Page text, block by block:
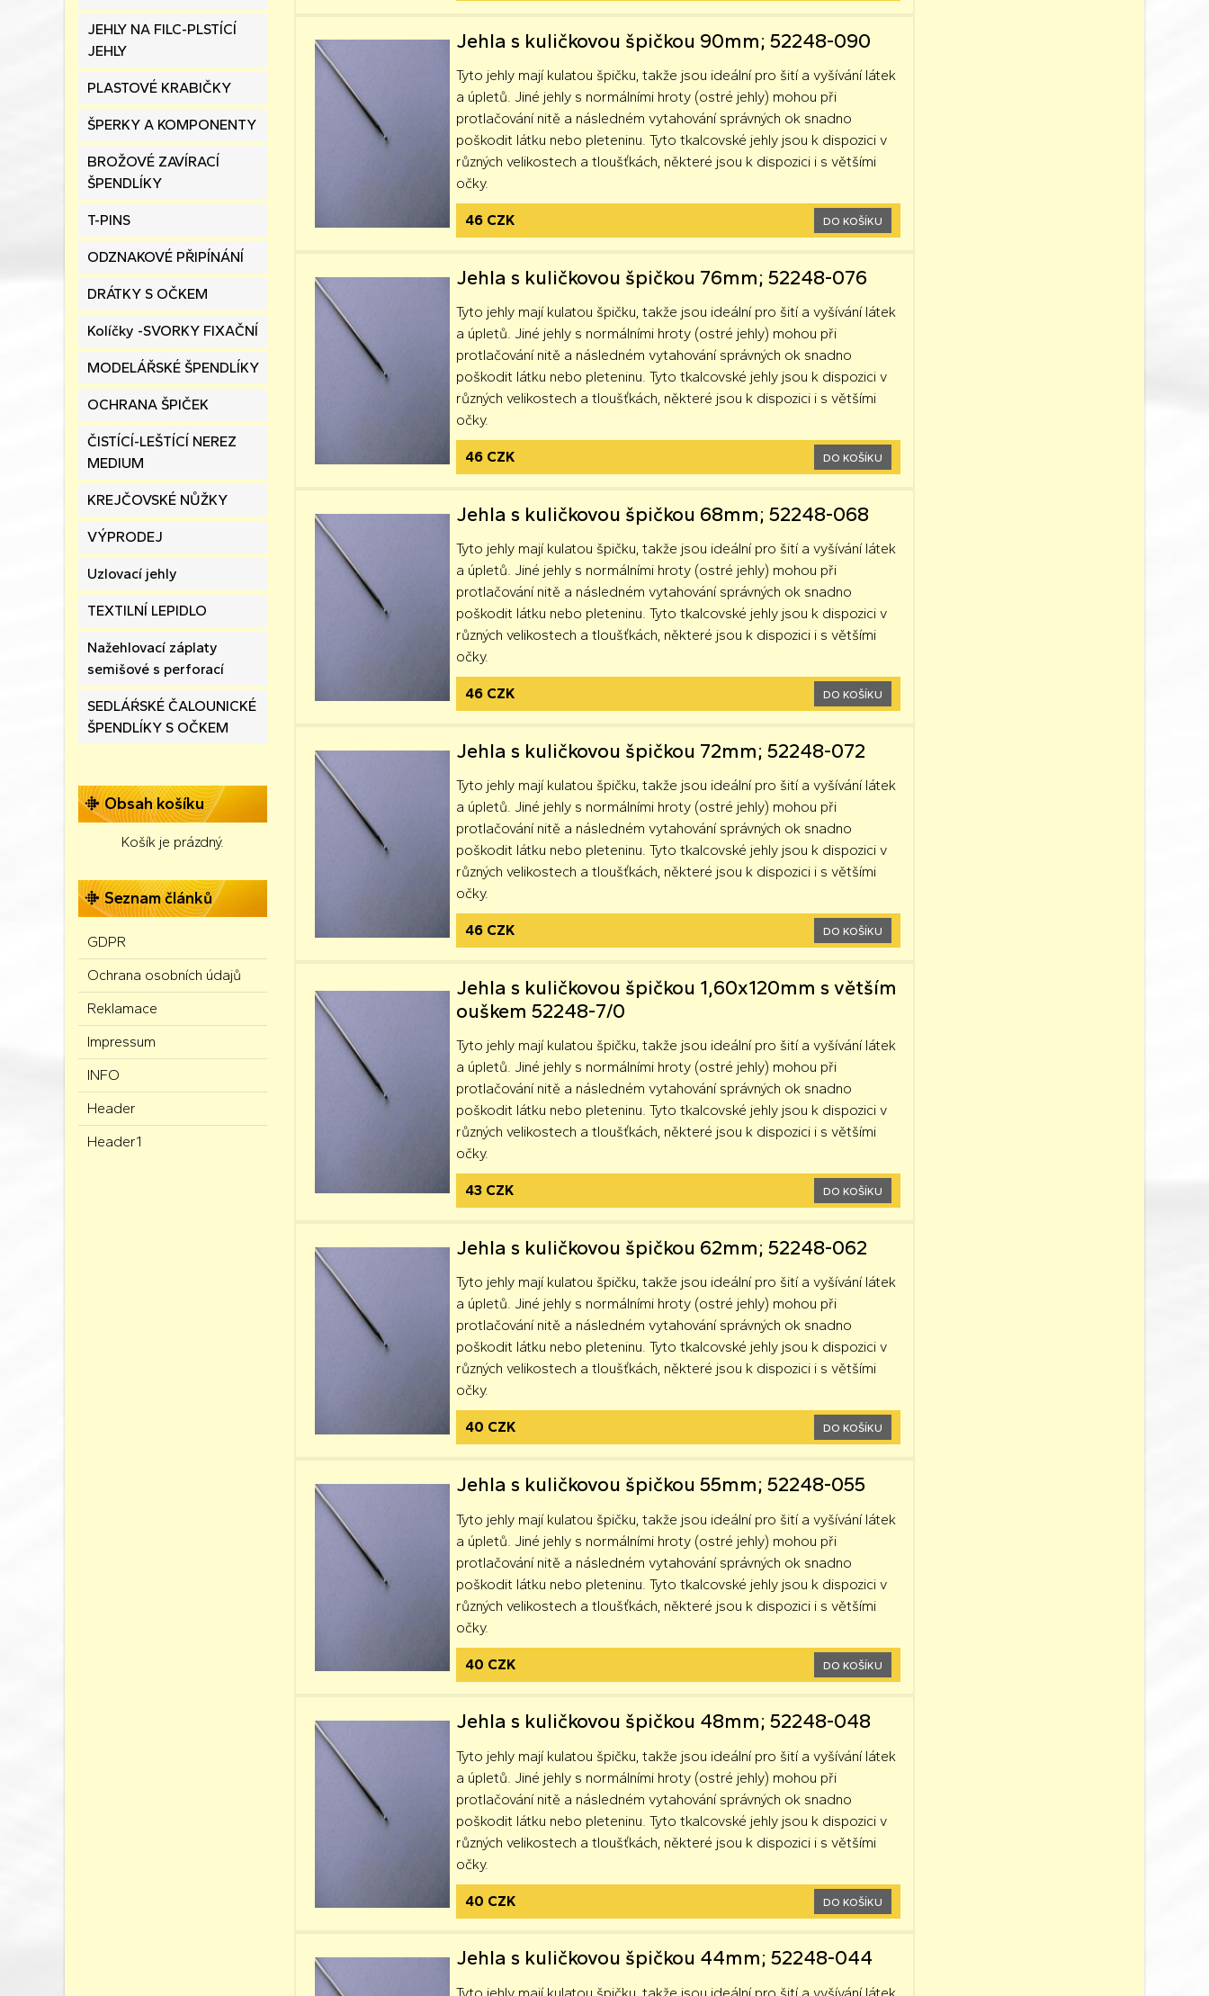
JEHLY NA FILC-PLSTÍCÍ
JEHLY
PLASTOVÉ KRABIČKY
ŠPERKY A KOMPONENTY
BROŽOVÉ ZAVÍRACÍ
ŠPENDLÍKY
T-PINS
ODZNAKOVÉ PŘIPÍNÁNÍ
DRÁTKY S OČKEM
Kolíčky -SVORKY FIXAČNÍ
MODELÁŘSKÉ ŠPENDLÍKY
OCHRANA ŠPIČEK
ČISTÍCÍ-LEŠTÍCÍ NEREZ
MEDIUM
KREJČOVSKÉ NŮŽKY
VÝPRODEJ
Uzlovací jehly
TEXTILNÍ LEPIDLO
Nažehlovací záplaty
semišové s perforací
SEDLÁŔSKÉ ČALOUNICKÉ
ŠPENDLÍKY S OČKEM
Obsah košíku
Košík je prázdný.
Seznam článků
GDPR
Ochrana osobních údajů
Reklamace
Impressum
INFO
Header
Header1
Jehla s kuličkovou špičkou 90mm; 52248-090
Tyto jehly mají kulatou špičku, takže jsou ideální pro šití a vyšívání látek
a úpletů. Jiné jehly s normálními hroty (ostré jehly) mohou při
protlačování nitě a následném vytahování správných ok snadno
poškodit látku nebo pleteninu. Tyto tkalcovské jehly jsou k dispozici v
různých velikostech a tloušťkách, některé jsou k dispozici i s většími
očky.
46 CZK DO KOŠÍKU
Jehla s kuličkovou špičkou 76mm; 52248-076
Tyto jehly mají kulatou špičku, takže jsou ideální pro šití a vyšívání látek
a úpletů. Jiné jehly s normálními hroty (ostré jehly) mohou při
protlačování nitě a následném vytahování správných ok snadno
poškodit látku nebo pleteninu. Tyto tkalcovské jehly jsou k dispozici v
různých velikostech a tloušťkách, některé jsou k dispozici i s většími
očky.
46 CZK DO KOŠÍKU
Jehla s kuličkovou špičkou 68mm; 52248-068
Tyto jehly mají kulatou špičku, takže jsou ideální pro šití a vyšívání látek
a úpletů. Jiné jehly s normálními hroty (ostré jehly) mohou při
protlačování nitě a následném vytahování správných ok snadno
poškodit látku nebo pleteninu. Tyto tkalcovské jehly jsou k dispozici v
různých velikostech a tloušťkách, některé jsou k dispozici i s většími
očky.
46 CZK DO KOŠÍKU
Jehla s kuličkovou špičkou 72mm; 52248-072
Tyto jehly mají kulatou špičku, takže jsou ideální pro šití a vyšívání látek
a úpletů. Jiné jehly s normálními hroty (ostré jehly) mohou při
protlačování nitě a následném vytahování správných ok snadno
poškodit látku nebo pleteninu. Tyto tkalcovské jehly jsou k dispozici v
různých velikostech a tloušťkách, některé jsou k dispozici i s většími
očky.
46 CZK DO KOŠÍKU
Jehla s kuličkovou špičkou 1,60x120mm s větším
ouškem 52248-7/0
Tyto jehly mají kulatou špičku, takže jsou ideální pro šití a vyšívání látek
a úpletů. Jiné jehly s normálními hroty (ostré jehly) mohou při
protlačování nitě a následném vytahování správných ok snadno
poškodit látku nebo pleteninu. Tyto tkalcovské jehly jsou k dispozici v
různých velikostech a tloušťkách, některé jsou k dispozici i s většími
očky.
43 CZK DO KOŠÍKU
Jehla s kuličkovou špičkou 62mm; 52248-062
Tyto jehly mají kulatou špičku, takže jsou ideální pro šití a vyšívání látek
a úpletů. Jiné jehly s normálními hroty (ostré jehly) mohou při
protlačování nitě a následném vytahování správných ok snadno
poškodit látku nebo pleteninu. Tyto tkalcovské jehly jsou k dispozici v
různých velikostech a tloušťkách, některé jsou k dispozici i s většími
očky.
40 CZK DO KOŠÍKU
Jehla s kuličkovou špičkou 55mm; 52248-055
Tyto jehly mají kulatou špičku, takže jsou ideální pro šití a vyšívání látek
a úpletů. Jiné jehly s normálními hroty (ostré jehly) mohou při
protlačování nitě a následném vytahování správných ok snadno
poškodit látku nebo pleteninu. Tyto tkalcovské jehly jsou k dispozici v
různých velikostech a tloušťkách, některé jsou k dispozici i s většími
očky.
40 CZK DO KOŠÍKU
Jehla s kuličkovou špičkou 48mm; 52248-048
Tyto jehly mají kulatou špičku, takže jsou ideální pro šití a vyšívání látek
a úpletů. Jiné jehly s normálními hroty (ostré jehly) mohou při
protlačování nitě a následném vytahování správných ok snadno
poškodit látku nebo pleteninu. Tyto tkalcovské jehly jsou k dispozici v
různých velikostech a tloušťkách, některé jsou k dispozici i s většími
očky.
40 CZK DO KOŠÍKU
Jehla s kuličkovou špičkou 44mm; 52248-044
Tyto jehly mají kulatou špičku, takže jsou ideální pro šití a vyšívání látek